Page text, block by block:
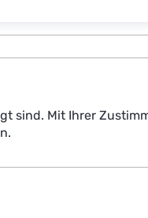
sind. Mit Ihrer